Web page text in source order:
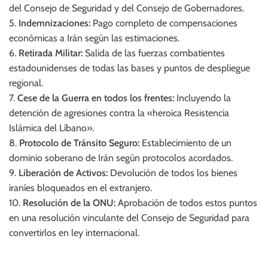
del Consejo de Seguridad y del Consejo de Gobernadores.
5. Indemnizaciones: Pago completo de compensaciones
económicas a Irán según las estimaciones.
6. Retirada Militar: Salida de las fuerzas combatientes
estadounidenses de todas las bases y puntos de despliegue
regional.
7. Cese de la Guerra en todos los frentes: Incluyendo la
detención de agresiones contra la «heroica Resistencia
Islámica del Líbano».
8. Protocolo de Tránsito Seguro: Establecimiento de un
dominio soberano de Irán según protocolos acordados.
9. Liberación de Activos: Devolución de todos los bienes
iraníes bloqueados en el extranjero.
10. Resolución de la ONU: Aprobación de todos estos puntos
en una resolución vinculante del Consejo de Seguridad para
convertirlos en ley internacional.